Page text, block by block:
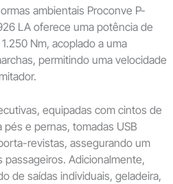
ambientais Proconve P-
LA oferece uma potência de
Nm, acoplado a uma
permitindo uma velocidade
equipadas com cintos de
e pernas, tomadas USB
revistas, assegurando um
Adicionalmente,
de saídas individuais, geladeira,